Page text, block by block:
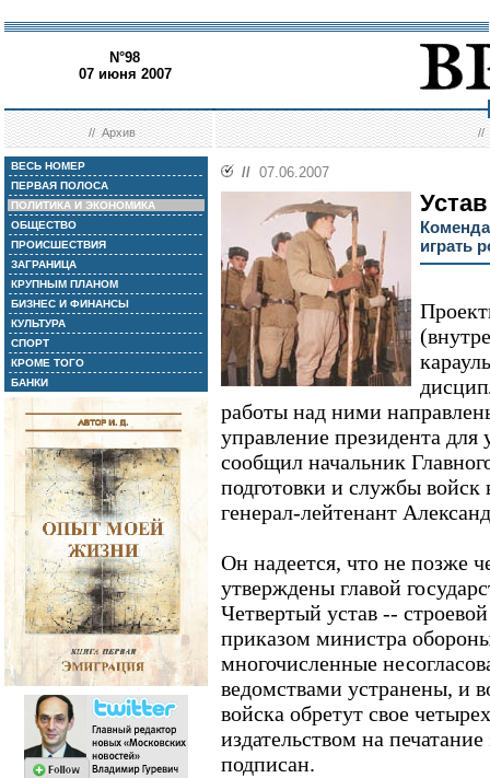
N°98
07 июня 2007
//Архив //
ВЕСЬ НОМЕР
ПЕРВАЯ ПОЛОСА
ПОЛИТИКА И ЭКОНОМИКА
ОБЩЕСТВО
ПРОИСШЕСТВИЯ
ЗАГРАНИЦА
КРУПНЫМ ПЛАНОМ
БИЗНЕС И ФИНАНСЫ
КУЛЬТУРА
СПОРТ
КРОМЕ ТОГО
БАНКИ
// 07.06.2007
играть
работы над ними
управление президента
сообщил начальник
подготовки и службы
генерал-лейтенант
Он надеется, что не позже
утверждены главой
Четвертый устав --
приказом министра
многочисленные
ведомствами устранены, и
войска обретут свое
издательством на печатание
подписан.